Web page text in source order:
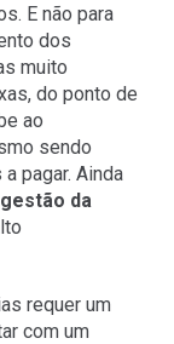
E não para
dos
muito
do ponto de
ao
sendo
pagar. Ainda
da
requer um
com um